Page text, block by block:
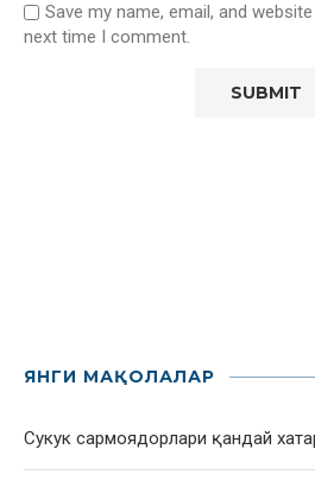
Save my name, email, and
next time I comment.
ЯНГИ МАҚОЛАЛАР
Сукук сармоядорлари қандай